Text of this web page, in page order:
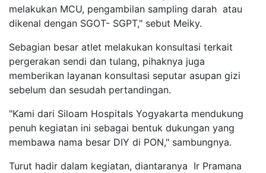
melakukan MCU, pengambilan sampling darah atau
dikenal dengan SGOT- SGPT," sebut Meiky.
Sebagian besar atlet melakukan konsultasi terkait
pergerakan sendi dan tulang, pihaknya juga
memberikan layanan konsultasi seputar asupan gizi
sebelum dan sesudah pertandingan.
"Kami dari Siloam Hospitals Yogyakarta mendukung
penuh kegiatan ini sebagai bentuk dukungan yang
membawa nama besar DIY di PON," sambungnya.
Turut hadir dalam kegiatan, diantaranya Ir Pramana